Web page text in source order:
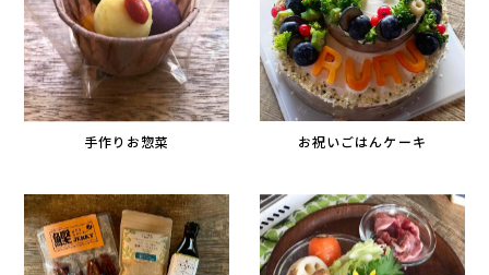
手作りお惣菜 お祝いごはんケーキ